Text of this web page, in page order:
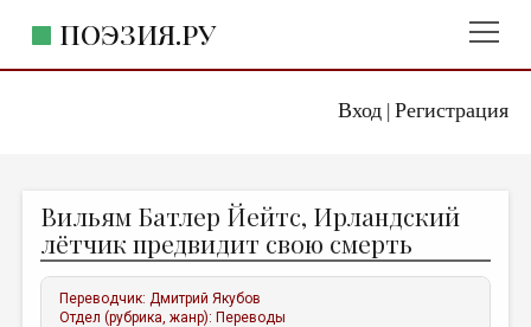
Вход| Регистрация
ПОЭЗИЯ.РУ
ЖАНРЫ
АВТОРЫ
КОММЕНТАРИИ
Вильям Батлер Йейтс, Ирландский
лётчик предвидит свою смерть
Переводчик:Дмитрий Якубов
Отдел (рубрика, жанр): Переводы